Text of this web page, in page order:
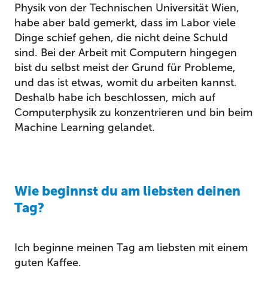
Physik von der Technischen Universität Wien,
habe aber bald gemerkt, dass im Labor viele
Dinge schief gehen, die nicht deine Schuld
sind. Bei der Arbeit mit Computern hingegen
bist du selbst meist der Grund für Probleme,
und das ist etwas, womit du arbeiten kannst.
Deshalb habe ich beschlossen, mich auf
Computerphysik zu konzentrieren und bin beim
Machine Learning gelandet.
Wie beginnst du am liebsten deinen
Tag?
Ich beginne meinen Tag am liebsten mit einem
guten Kaffee.